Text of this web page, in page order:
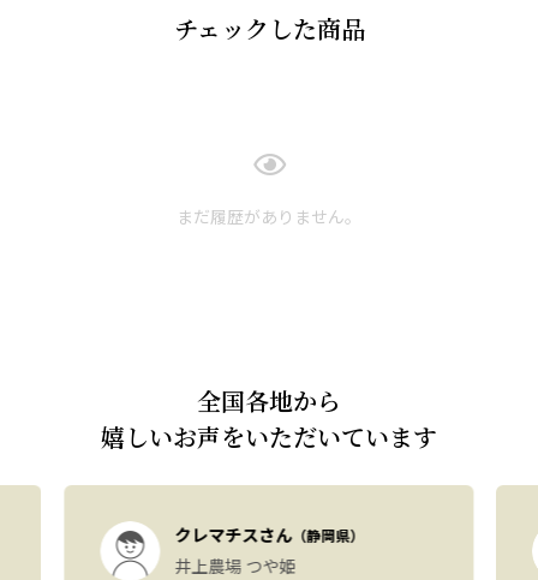
チェックした商品
まだ履歴がありません。
全国各地から
嬉しいお声をいただいています
クレマチスさん（静岡県）
井上農場 つや姫